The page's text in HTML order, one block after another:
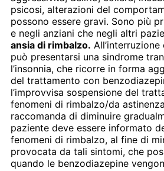
psicosi, alterazioni del
possono essere gravi. Sono più
e negli anziani che negli altri
ansia di rimbalzo.
può presentarsi una sindrome
l’insonnia, che ricorre in forma
del trattamento con
l’improvvisa sospensione del
fenomeni di rimbalzo/da
raccomanda di diminuire
paziente deve essere informato
fenomeni di rimbalzo, al fine di
provocata da tali sintomi, che
quando le benzodiazepine